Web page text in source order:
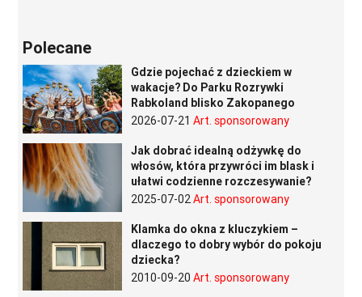
Polecane
Gdzie pojechać z dzieckiem w
wakacje? Do Parku Rozrywki
Rabkoland blisko Zakopanego
2026-07-21 Art. sponsorowany
Jak dobrać idealną odżywkę do
włosów, która przywróci im blask i
ułatwi codzienne rozczesywanie?
2025-07-02Art. sponsorowany
Klamka do okna z kluczykiem –
dlaczego to dobry wybór do pokoju
dziecka?
2010-09-20 Art. sponsorowany